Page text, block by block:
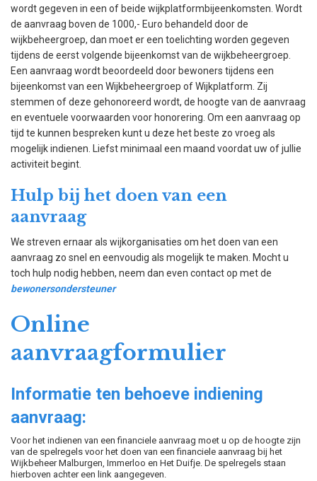
wordt gegeven in een of beide wijkplatformbijeenkomsten. Wordt
de aanvraag boven de 1000,- Euro behandeld door de
wijkbeheergroep, dan moet er een toelichting worden gegeven
tijdens de eerst volgende bijeenkomst van de wijkbeheergroep.
Een aanvraag wordt beoordeeld door bewoners tijdens een
bijeenkomst van een Wijkbeheergroep of Wijkplatform. Zij
stemmen of deze gehonoreerd wordt, de hoogte van de aanvraag
en eventuele voorwaarden voor honorering. Om een aanvraag op
tijd te kunnen bespreken kunt u deze het beste zo vroeg als
mogelijk indienen. Liefst minimaal een maand voordat uw of jullie
activiteit begint.
Hulp bij het doen van een
aanvraag
We streven ernaar als wijkorganisaties om het doen van een
aanvraag zo snel en eenvoudig als mogelijk te maken. Mocht u
toch hulp nodig hebben, neem dan even contact op met de
bewonersondersteuner
Online
aanvraagformulier
Informatie ten behoeve indiening
aanvraag:
Voor het indienen van een financiele aanvraag moet u op de hoogte zijn
van de spelregels voor het doen van een financiele aanvraag bij het
Wijkbeheer Malburgen, Immerloo en Het Duifje. De spelregels staan
hierboven achter een link aangegeven.